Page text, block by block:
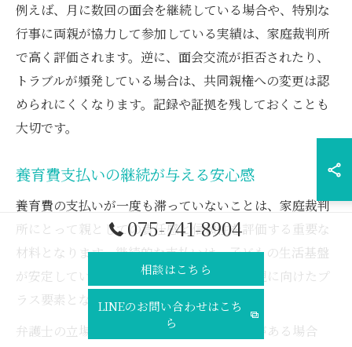
例えば、月に数回の面会を継続している場合や、特別な
行事に両親が協力して参加している実績は、家庭裁判所
で高く評価されます。逆に、面会交流が拒否されたり、
トラブルが頻発している場合は、共同親権への変更は認
められにくくなります。記録や証拠を残しておくことも
大切です。
養育費支払いの継続が与える安心感
養育費の支払いが一度も滞っていないことは、家庭裁判
所にとって親としての責任感と信頼性を評価する重要な
材料となります。継続的な支払いは、子どもの生活基盤
が安定していることを示し、共同親権の実現に向けたプ
ラス要素となります。
弁護士の立場から見ても、養育費の不払いがある場合
075-741-8904
相談はこちら
LINEのお問い合わせはこち
ら